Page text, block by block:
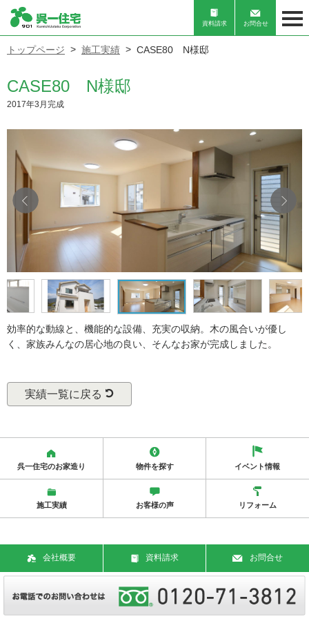
資料請求 お問合せ
トップページ 施工実績 CASE80 N様邸
CASE80 N様邸
2017年3月完成
効率的な動線と、機能的な設備、充実の収納。木の風合いが優し
く、家族みんなの居心地の良い、そんなお家が完成しました。
実績一覧に戻る
呉一住宅のお家造り 物件を探す イベント情報
施工実績 お客様の声 リフォーム
Copy Rights © 2018 Kureichi Jutaku Corporation. All Rights Reserved.
会社概要 資料請求 お問合せ